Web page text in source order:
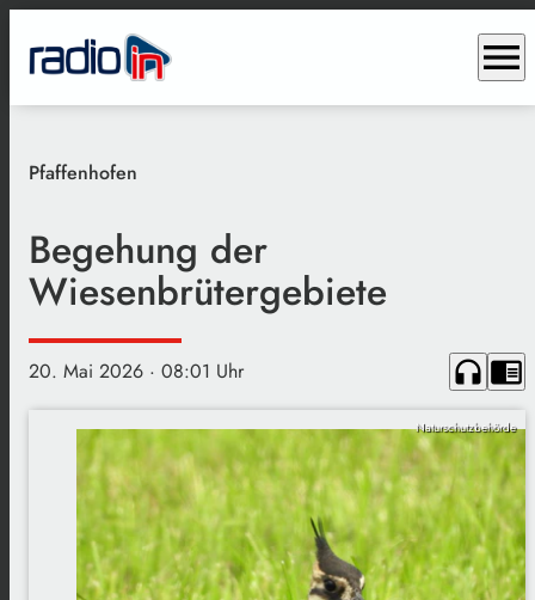
menu
Pfaffenhofen
Begehung der
Wiesenbrütergebiete
20. Mai 2026 · 08:01 Uhr headphones chrome_reader_mode
Naturschutzbehörde